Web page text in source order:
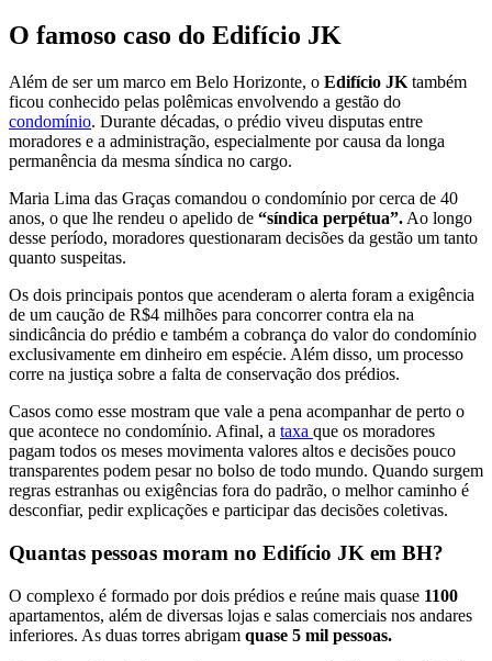
O famoso caso do Edifício JK
Além de ser um marco em Belo Horizonte, o Edifício JK também
ficou conhecido pelas polêmicas envolvendo a gestão do
condomínio. Durante décadas, o prédio viveu disputas entre
moradores e a administração, especialmente por causa da longa
permanência da mesma síndica no cargo.
Maria Lima das Graças comandou o condomínio por cerca de 40
anos, o que lhe rendeu o apelido de “síndica perpétua”. Ao longo
desse período, moradores questionaram decisões da gestão um tanto
quanto suspeitas.
Os dois principais pontos que acenderam o alerta foram a exigência
de um caução de R$4 milhões para concorrer contra ela na
sindicância do prédio e também a cobrança do valor do condomínio
exclusivamente em dinheiro em espécie. Além disso, um processo
corre na justiça sobre a falta de conservação dos prédios.
Casos como esse mostram que vale a pena acompanhar de perto o
que acontece no condomínio. Afinal, a taxa que os moradores
pagam todos os meses movimenta valores altos e decisões pouco
transparentes podem pesar no bolso de todo mundo. Quando surgem
regras estranhas ou exigências fora do padrão, o melhor caminho é
desconfiar, pedir explicações e participar das decisões coletivas.
Quantas pessoas moram no Edifício JK em BH?
O complexo é formado por dois prédios e reúne mais quase 1100
apartamentos, além de diversas lojas e salas comerciais nos andares
inferiores. As duas torres abrigam quase 5 mil pessoas.